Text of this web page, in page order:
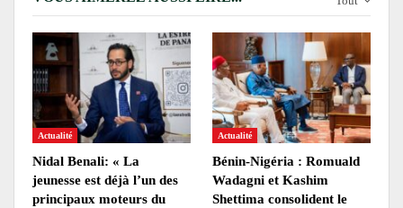
Actualité
Nidal Benali: « La
jeunesse est déjà l’un des
principaux moteurs du
Actualité
Bénin-Nigéria : Romuald
Wadagni et Kashim
Shettima consolident le